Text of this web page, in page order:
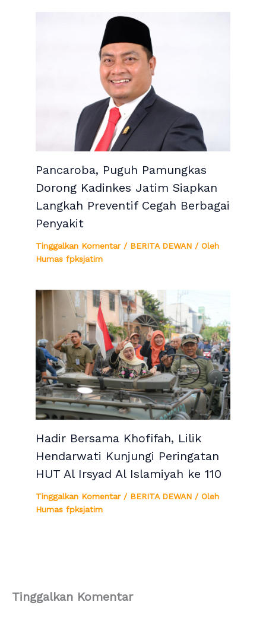
Pancaroba, Puguh Pamungkas
Dorong Kadinkes Jatim Siapkan
Langkah Preventif Cegah Berbagai
Penyakit
Tinggalkan Komentar / BERITA DEWAN / Oleh
Humas fpksjatim
Hadir Bersama Khofifah, Lilik
Hendarwati Kunjungi Peringatan
HUT Al Irsyad Al Islamiyah ke 110
Tinggalkan Komentar / BERITA DEWAN / Oleh
Humas fpksjatim
Tinggalkan Komentar